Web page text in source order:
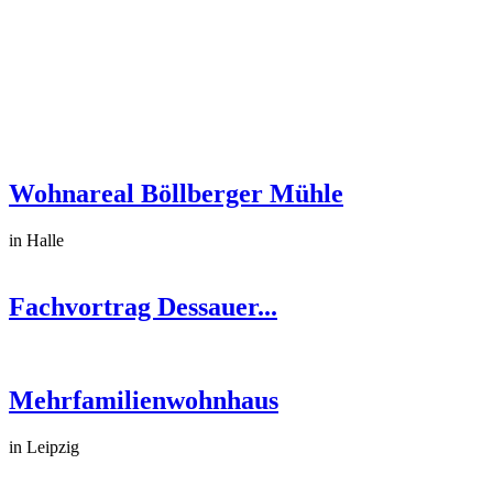
Wohnareal Böllberger Mühle
in Halle
Fachvortrag Dessauer...
Mehrfamilienwohnhaus
in Leipzig